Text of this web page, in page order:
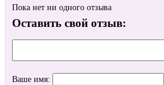
Пока нет ни одного отзыва
Оставить свой отзыв:
Ваше имя: